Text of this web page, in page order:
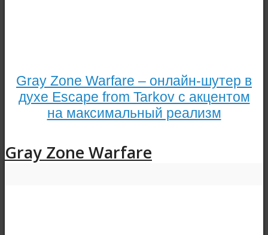
Gray Zone Warfare – онлайн-шутер в
духе Escape from Tarkov с акцентом
на максимальный реализм
Gray Zone Warfare